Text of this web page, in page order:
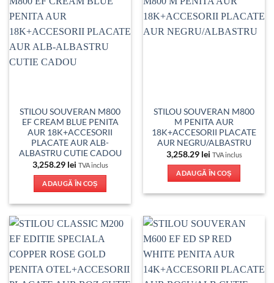
STILOU SOUVERAN M800
EF CREAM BLUE PENITA
AUR 18K+ACCESORII
PLACATE AUR ALB-
ALBASTRU CUTIE CADOU
3,258.29 lei TVA inclus
ADAUGĂ ÎN COȘ
STILOU SOUVERAN M800
M PENITA AUR
18K+ACCESORII PLACATE
AUR NEGRU/ALBASTRU
3,258.29 lei TVA inclus
ADAUGĂ ÎN COȘ